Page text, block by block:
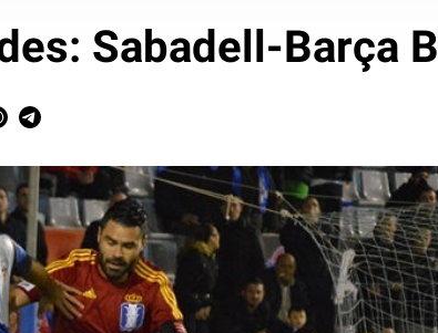
Sabadell-Barça B